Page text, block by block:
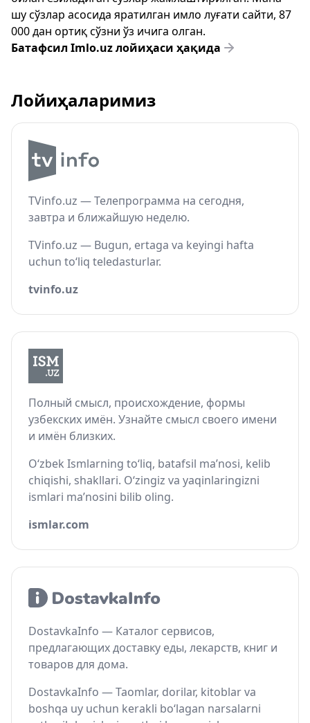
шу сўзлар асосида яратилган имло луғати сайти, 87
000 дан ортиқ сўзни ўз ичига олган.
Батафсил Imlo.uz лойиҳаси ҳақида
Лойиҳаларимиз
TVinfo.uz — Телепрограмма на сегодня,
завтра и ближайшую неделю.
TVinfo.uz — Bugun, ertaga va keyingi hafta
uchun to‘liq teledasturlar.
tvinfo.uz
Полный смысл, происхождение, формы
узбекских имён. Узнайте смысл своего имени
и имён близких.
O‘zbek Ismlarning to‘liq, batafsil ma’nosi, kelib
chiqishi, shakllari. O‘zingiz va yaqinlaringizni
ismlari ma’nosini bilib oling.
ismlar.com
DostavkaInfo — Каталог сервисов,
предлагающих доставку еды, лекарств, книг и
товаров для дома.
DostavkaInfo — Taomlar, dorilar, kitoblar va
boshqa uy uchun kerakli bo‘lagan narsalarni